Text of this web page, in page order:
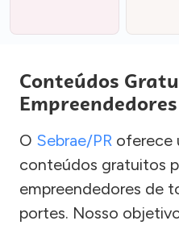
Conteúdos
O Sebrae/PR oferece
conteúdos gratuitos
empreendedores de
portes. Nosso